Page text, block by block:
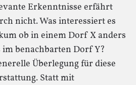
Erkenntnisse erfährt
nicht. Was interessiert es
ob in einem Dorf X anders
benachbarten Dorf Y?
Überlegung für diese
Statt mit